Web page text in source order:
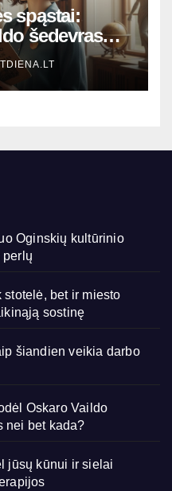
spąstai:
šedevras
nei bet
Oginskių kultūrinio
perlų
stotelė, bet ir miesto
sostinę
šiandien veikia darbo
Oskaro Vaildo
nei bet kada?
jūsų kūnui ir sielai